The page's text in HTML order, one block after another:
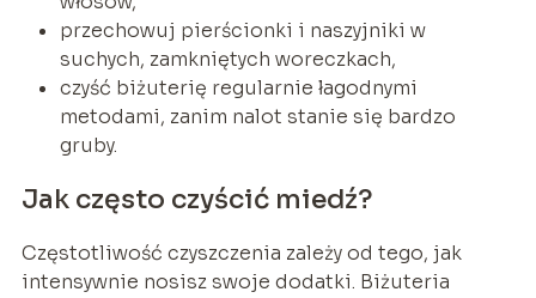
przechowuj pierścionki i naszyjniki w
suchych, zamkniętych woreczkach,
czyść biżuterię regularnie łagodnymi
metodami, zanim nalot stanie się bardzo
gruby.
Jak często czyścić miedź?
Częstotliwość czyszczenia zależy od tego, jak
intensywnie nosisz swoje dodatki. Biżuteria